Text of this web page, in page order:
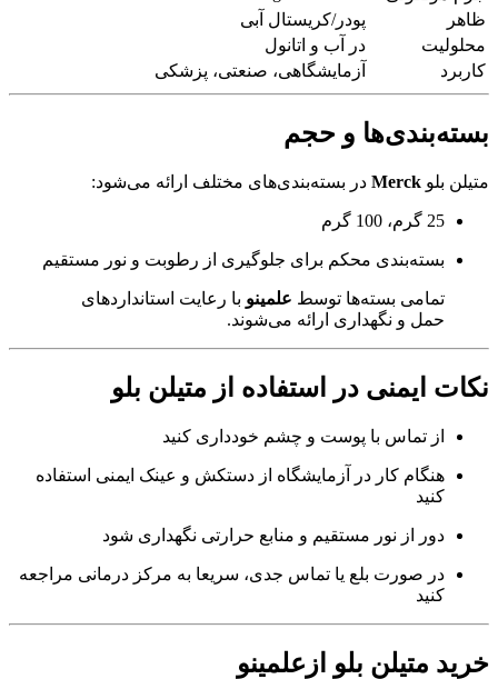
ظاهر
پودر/کریستال آبی
محلولیت
در آب و اتانول
کاربرد
آزمایشگاهی، صنعتی، پزشکی
بسته‌بندی‌ها و حجم
متیلن بلو Merck در بسته‌بندی‌های مختلف ارائه می‌شود:
25 گرم، 100 گرم
بسته‌بندی محکم برای جلوگیری از رطوبت و نور مستقیم
تمامی بسته‌ها توسط علمینو با رعایت استانداردهای
حمل و نگهداری ارائه می‌شوند.
نکات ایمنی در استفاده از متیلن بلو
از تماس با پوست و چشم خودداری کنید
هنگام کار در آزمایشگاه از دستکش و عینک ایمنی استفاده
کنید
دور از نور مستقیم و منابع حرارتی نگهداری شود
در صورت بلع یا تماس جدی، سریعا به مرکز درمانی مراجعه
کنید
خرید متیلن بلو ازعلمینو